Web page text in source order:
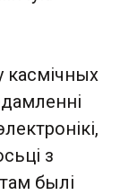
касмічных
з
былі